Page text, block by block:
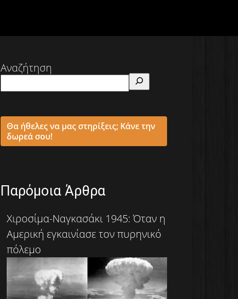
Αναζήτηση
Θα ήθελες να μας στηρίξεις; Κάνε την
δωρεά σου!
Παρόμοια Άρθρα
Χιροσίμα-Ναγκασάκι 1945: Όταν η
Αμερική εγκαινίασε τον πυρηνικό
πόλεμο